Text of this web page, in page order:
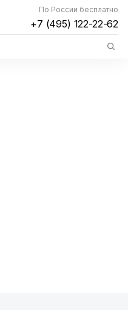
По России бесплатно
+7 (495) 122-22-62